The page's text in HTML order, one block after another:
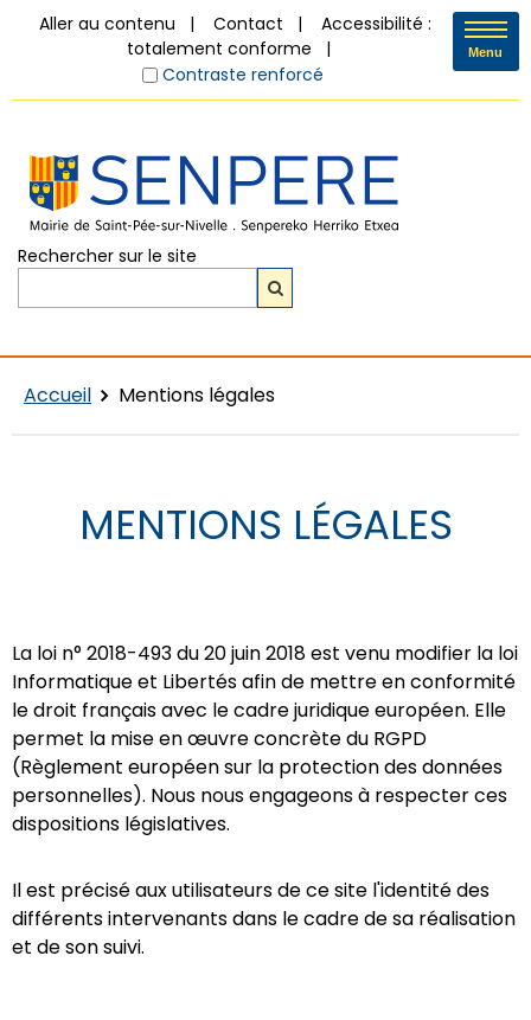
Aller au contenu Contact
Accessibilité :
totalement conforme
Contraste renforcé
Rechercher sur le site
Menu
Accueil Mentions légales
MENTIONS LÉGALES
La loi n° 2018-493 du 20 juin 2018 est venu modifier la loi
Informatique et Libertés afin de mettre en conformité
le droit français avec le cadre juridique européen. Elle
permet la mise en œuvre concrète du RGPD
(Règlement européen sur la protection des données
personnelles). Nous nous engageons à respecter ces
dispositions législatives.
Il est précisé aux utilisateurs de ce site l'identité des
différents intervenants dans le cadre de sa réalisation
et de son suivi.